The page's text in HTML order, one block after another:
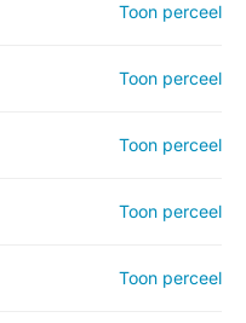
Toon perceel
Toon perceel
Toon perceel
Toon perceel
Toon perceel